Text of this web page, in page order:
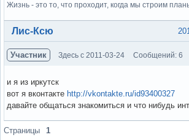
Жизнь - это то, что проходит, когда мы строим
Вне форума
Лис-Ксю
Участник Здесь с 2011-03-24 Сообщений: 6
и я из иркутск
вот я вконтакте http://vkontakte.ru/id93400327
давайте общаться знакомиться и что нибудь
Вне форума
Страницы 1